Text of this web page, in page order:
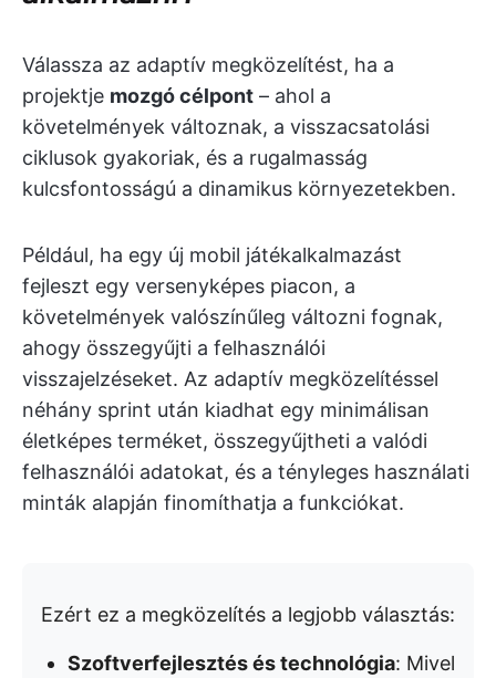
Válassza az adaptív megközelítést, ha a
projektje mozgó célpont – ahol a
követelmények változnak, a visszacsatolási
ciklusok gyakoriak, és a rugalmasság
kulcsfontosságú a dinamikus környezetekben.
Például, ha egy új mobil játékalkalmazást
fejleszt egy versenyképes piacon, a
követelmények valószínűleg változni fognak,
ahogy összegyűjti a felhasználói
visszajelzéseket. Az adaptív megközelítéssel
néhány sprint után kiadhat egy minimálisan
életképes terméket, összegyűjtheti a valódi
felhasználói adatokat, és a tényleges használati
minták alapján finomíthatja a funkciókat.
Ezért ez a megközelítés a legjobb választás:
Szoftverfejlesztés és technológia: Mivel